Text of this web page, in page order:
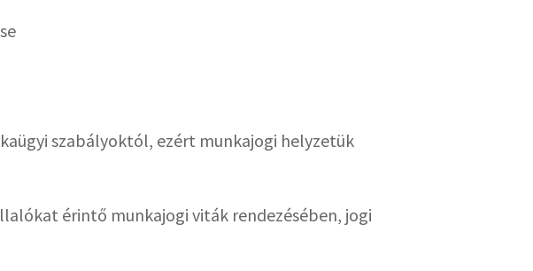
szabályoktól, ezért munkajogi helyzetük
érintő munkajogi viták rendezésében, jogi